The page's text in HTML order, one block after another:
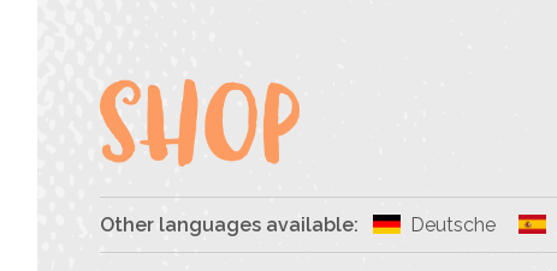
Other languages available: Deutsche